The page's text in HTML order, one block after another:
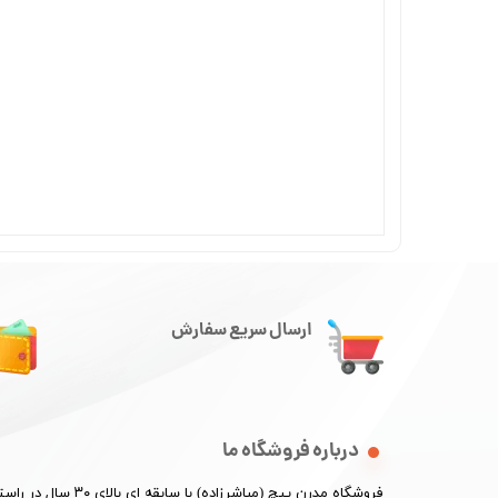
ارسال سریع سفارش
درباره فروشگاه ما
​فروشگاه مدرن پیچ